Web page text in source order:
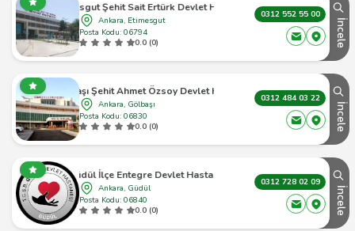
Etimesgut Şehit Sait Ertürk Devlet Hastanesi
Ankara, Etimesgut
Posta Kodu: 06794
0.0 (0)
0312 552 55 00
İncele
Gölbaşı Şehit Ahmet Özsoy Devlet Hastanesi
Ankara, Gölbaşı
Posta Kodu: 06830
0.0 (0)
0312 484 03 22
İncele
Güdül İlçe Entegre Devlet Hastanesi
Ankara, Güdül
Posta Kodu: 06840
0.0 (0)
0312 728 02 09
İncele